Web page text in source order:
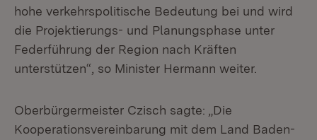
hohe verkehrspolitische Bedeutung bei und wird
die Projektierungs- und Planungsphase unter
Federführung der Region nach Kräften
unterstützen“, so Minister Hermann weiter.
Oberbürgermeister Czisch sagte: „Die
Kooperationsvereinbarung mit dem Land Baden-